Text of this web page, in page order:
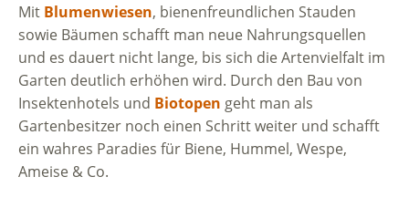
Mit Blumenwiesen, bienenfreundlichen Stauden
sowie Bäumen schafft man neue Nahrungsquellen
und es dauert nicht lange, bis sich die Artenvielfalt im
Garten deutlich erhöhen wird. Durch den Bau von
Insektenhotels und Biotopen geht man als
Gartenbesitzer noch einen Schritt weiter und schafft
ein wahres Paradies für Biene, Hummel, Wespe,
Ameise & Co.